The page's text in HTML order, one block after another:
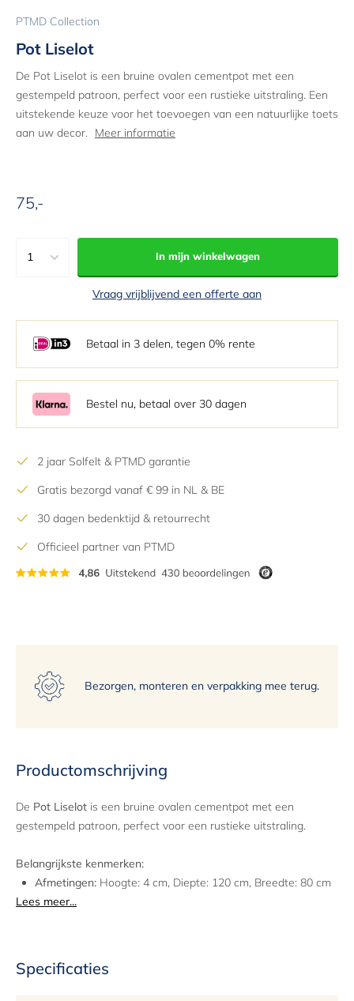
PTMD Collection
Pot Liselot
De Pot Liselot is een bruine ovalen cementpot met een
gestempeld patroon, perfect voor een rustieke uitstraling. Een
uitstekende keuze voor het toevoegen van een natuurlijke toets
aan uw decor. Meer informatie
Aanbiedingsprijs
75,-
1
3
5
7
10
11
14
In mijn winkelwagen
Vraag vrijblijvend een offerte aan
Betaal in 3 delen, tegen 0% rente
Bestel nu, betaal over 30 dagen
2 jaar Solfelt & PTMD garantie
Gratis bezorgd vanaf € 99 in NL & BE
30 dagen bedenktijd & retourrecht
Officieel partner van PTMD
Bezorgen, monteren en verpakking mee terug.
Productomschrijving
De Pot Liselot is een bruine ovalen cementpot met een
gestempeld patroon, perfect voor een rustieke uitstraling.
Belangrijkste kenmerken:
Afmetingen: Hoogte: 4 cm, Diepte: 120 cm, Breedte: 80 cm
Materiaal:
Lees meer...
Specificaties